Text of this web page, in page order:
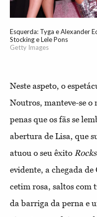
Esquerda: Tyga e Alexander
Stocking e Lele Pons
Getty Images
Neste aspeto, o
Noutros, manteve-se o
penas que os fãs se
abertura de Lisa, que
atuou o seu êxito
evidente, a chegada
cetim rosa, saltos com
da barriga da perna e